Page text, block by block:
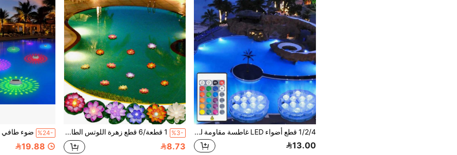
1/2/4 قطع أضواء LED غاطسة مقاومة للماء، أضواء تحت الماء ب- 16 لون مع جهاز تحكم عن بعد للمزهريات وأحواض الاستحمام وأحواض السباحة وحفلات الهالوين والكريسماس وحمامات السباحة وديكور الحفلات
13.00
%3- 1 قطعة/6 قطع زهرة اللوتس الطافية المضيئة بالليد المقاومة للماء، ضوء ليلي بشكل زهرة اللوتس المقاوم للماء، مناسب للتمني، ديكور نهر أو حمام السباحة، إضاءة ديكور حديقة عيد الميلاد والنافورة المائية
8.73
%24-
19.88